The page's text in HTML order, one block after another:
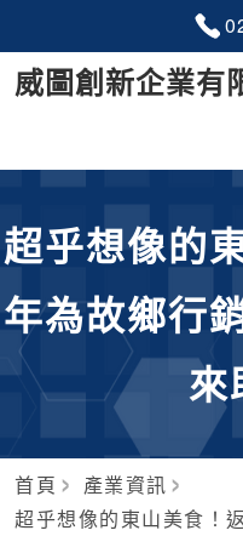
威圖創新企業有
超乎想像的
年為故鄉行
來
首頁
產業資訊
超乎想像的東山美食！